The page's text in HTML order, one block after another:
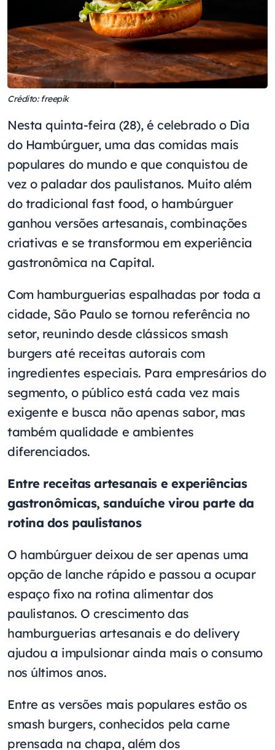
Crédito: freepik
Nesta quinta-feira (28), é celebrado o Dia
do Hambúrguer, uma das comidas mais
populares do mundo e que conquistou de
vez o paladar dos paulistanos. Muito além
do tradicional fast food, o hambúrguer
ganhou versões artesanais, combinações
criativas e se transformou em experiência
gastronômica na Capital.
Com hamburguerias espalhadas por toda a
cidade, São Paulo se tornou referência no
setor, reunindo desde clássicos smash
burgers até receitas autorais com
ingredientes especiais. Para empresários do
segmento, o público está cada vez mais
exigente e busca não apenas sabor, mas
também qualidade e ambientes
diferenciados.
Entre receitas artesanais e experiências
gastronômicas, sanduíche virou parte da
rotina dos paulistanos
O hambúrguer deixou de ser apenas uma
opção de lanche rápido e passou a ocupar
espaço fixo na rotina alimentar dos
paulistanos. O crescimento das
hamburguerias artesanais e do delivery
ajudou a impulsionar ainda mais o consumo
nos últimos anos.
Entre as versões mais populares estão os
smash burgers, conhecidos pela carne
prensada na chapa, além dos